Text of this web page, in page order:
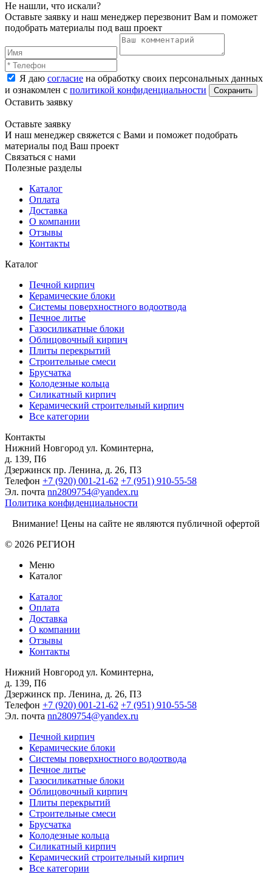
Не нашли, что искали?
Оставьте заявку и наш менеджер перезвонит Вам и поможет
подобрать материалы под ваш проект
Я даю согласие на обработку своих персональных данных
и ознакомлен с политикой конфиденциальности
Оставить заявку
Оставьте заявку
И наш менеджер свяжется с Вами и поможет подобрать
материалы под Ваш проект
Связаться с нами
Полезные разделы
Каталог
Оплата
Доставка
О компании
Отзывы
Контакты
Каталог
Печной кирпич
Керамические блоки
Системы поверхностного водоотвода
Печное литье
Газосиликатные блоки
Облицовочный кирпич
Плиты перекрытий
Строительные смеси
Брусчатка
Колодезные кольца
Силикатный кирпич
Керамический строительный кирпич
Все категории
Контакты
Нижний Новгород ул. Коминтерна,
д. 139, П6
Дзержинск пр. Ленина, д. 26, П3
Телефон +7 (920) 001-21-62 +7 (951) 910-55-58
Эл. почта nn2809754@yandex.ru
Политика конфиденциальности
Внимание! Цены на сайте не являются публичной офертой
© 2026 РЕГИОН
Меню
Каталог
Каталог
Оплата
Доставка
О компании
Отзывы
Контакты
Нижний Новгород ул. Коминтерна,
д. 139, П6
Дзержинск пр. Ленина, д. 26, П3
Телефон +7 (920) 001-21-62 +7 (951) 910-55-58
Эл. почта nn2809754@yandex.ru
Печной кирпич
Керамические блоки
Системы поверхностного водоотвода
Печное литье
Газосиликатные блоки
Облицовочный кирпич
Плиты перекрытий
Строительные смеси
Брусчатка
Колодезные кольца
Силикатный кирпич
Керамический строительный кирпич
Все категории